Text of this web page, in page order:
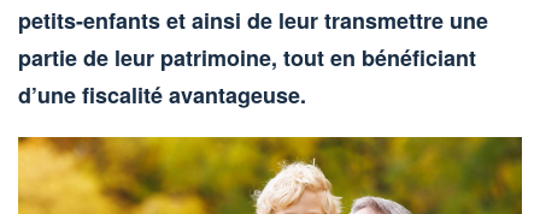
petits-enfants et ainsi de leur transmettre une
partie de leur patrimoine, tout en bénéficiant
d’une fiscalité avantageuse.